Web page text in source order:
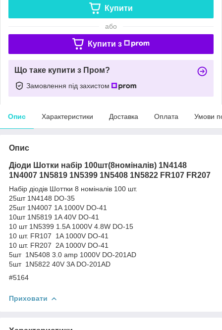
Купити
або
Купити з
Що таке купити з Пром?
Замовлення під захистом
Опис Характеристики Доставка Оплата Умови
Опис
Діоди Шотки набір 100шт(8номіналів) 1N4148
1N4007 1N5819 1N5399 1N5408 1N5822 FR107 FR207
Набір діодів Шоттки 8 номіналів 100 шт.
25шт 1N4148 DO-35
25шт 1N4007 1A 1000V DO-41
10шт 1N5819 1A 40V DO-41
10 шт 1N5399 1.5A 1000V 4.8W DO-15
10 шт. FR107 1A 1000V DO-41
10 шт. FR207 2A 1000V DO-41
5шт 1N5408 3.0 amp 1000V DO-201AD
5шт 1N5822 40V 3A DO-201AD
#5164
Приховати